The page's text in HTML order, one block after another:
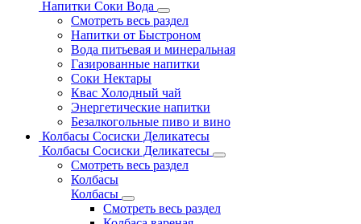
Напитки Соки Вода
Смотреть весь раздел
Напитки от Быстроном
Вода питьевая и минеральная
Газированные напитки
Соки Нектары
Квас Холодный чай
Энергетические напитки
Безалкогольные пиво и вино
Колбасы Сосиски Деликатесы
Колбасы Сосиски Деликатесы
Смотреть весь раздел
Колбасы
Колбасы
Смотреть весь раздел